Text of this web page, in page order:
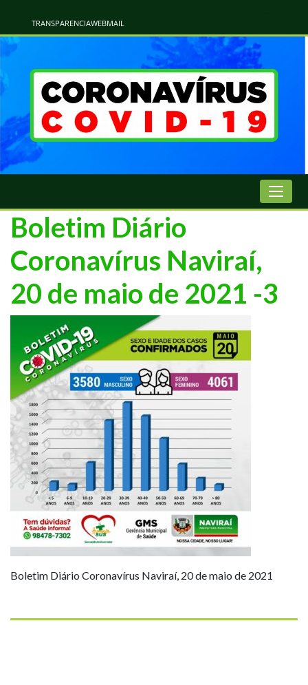
TRANSPARENCIAWEBMAIL
Boletim Diário
Coronavírus Naviraí,
20 de maio de 2021 -3
Boletim Diário Coronavírus Naviraí, 20 de maio de 2021